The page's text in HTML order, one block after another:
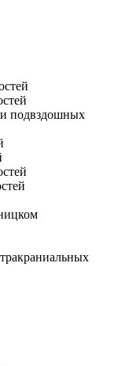
подвздошных